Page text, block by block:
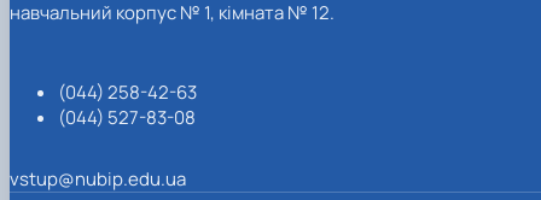
навчальний корпус № 1, кімната № 12.
(044) 258-42-63
(044) 527-83-08
vstup@nubip.edu.ua